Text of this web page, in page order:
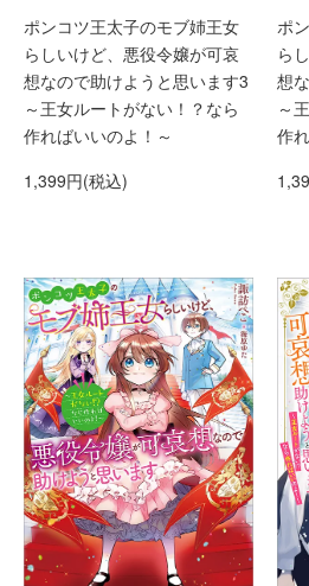
ポンコツ王太子のモブ姉王女
らしいけど、悪役令嬢が可哀
想なので助けようと思います3
～王女ルートがない！？なら
作ればいいのよ！～
1,399円(税込)
ポ
ら
想
～
作